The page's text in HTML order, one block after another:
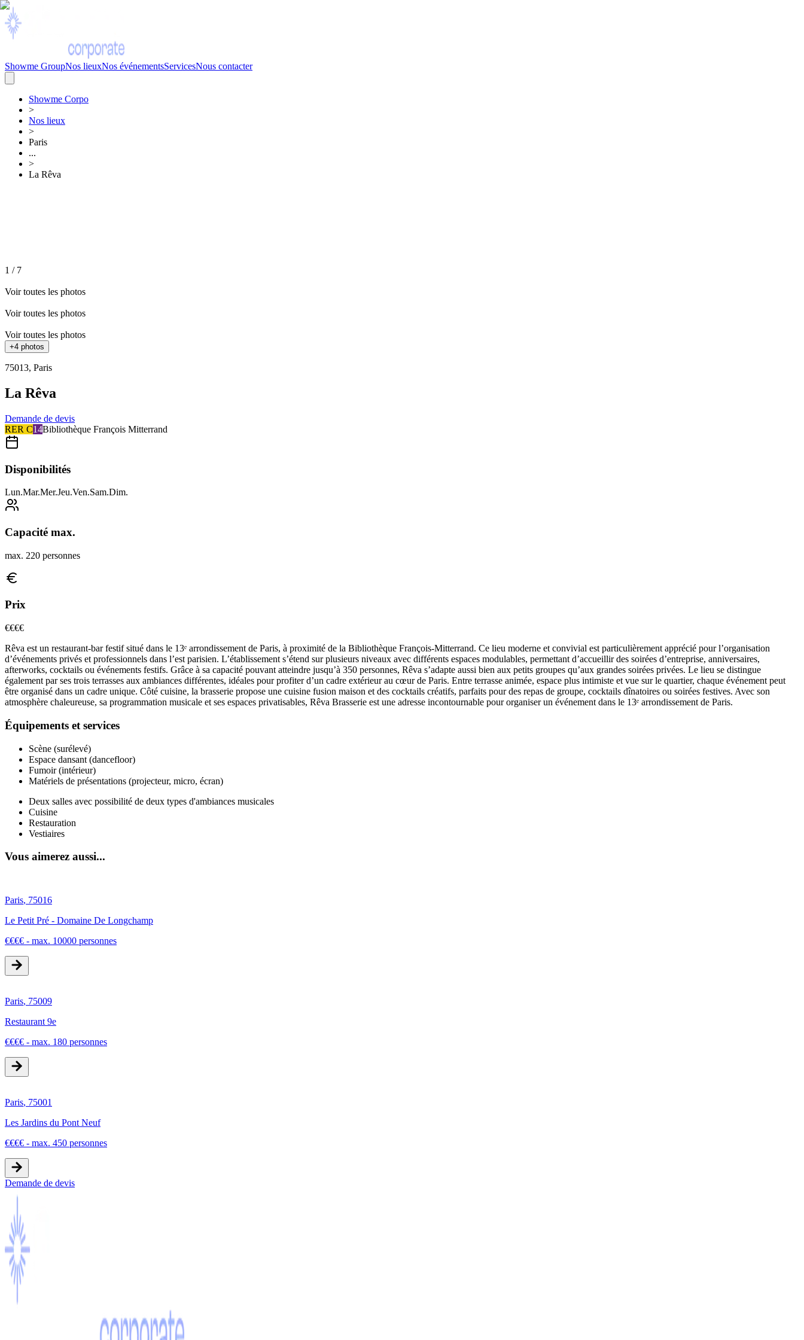
Showme GroupNos lieuxNos événementsServicesNous contacter
Showme Corpo
>
Nos lieux
>
Paris
...
>
La Rêva
1 / 7
Voir toutes les photos
Voir toutes les photos
Voir toutes les photos
+4 photos
75013, Paris
La Rêva
Demande de devis
RER C14Bibliothèque François Mitterrand
Disponibilités
Lun.Mar.Mer.Jeu.Ven.Sam.Dim.
Capacité max.
max. 220 personnes
Prix
€€€€
Rêva est un restaurant-bar festif situé dans le 13ᵉ arrondissement de Paris, à proximité de la Bibliothèque François‑Mitterrand. Ce lieu moderne et convivial est particulièrement apprécié pour l’organisation
d’événements privés et professionnels dans l’est parisien. L’établissement s’étend sur plusieurs niveaux avec différents espaces modulables, permettant d’accueillir des soirées d’entreprise, anniversaires,
afterworks, cocktails ou événements festifs. Grâce à sa capacité pouvant atteindre jusqu’à 350 personnes, Rêva s’adapte aussi bien aux petits groupes qu’aux grandes soirées privées. Le lieu se distingue
également par ses trois terrasses aux ambiances différentes, idéales pour profiter d’un cadre extérieur au cœur de Paris. Entre terrasse animée, espace plus intimiste et vue sur le quartier, chaque événement peut
être organisé dans un cadre unique. Côté cuisine, la brasserie propose une cuisine fusion maison et des cocktails créatifs, parfaits pour des repas de groupe, cocktails dînatoires ou soirées festives. Avec son
atmosphère chaleureuse, sa programmation musicale et ses espaces privatisables, Rêva Brasserie est une adresse incontournable pour organiser un événement dans le 13ᵉ arrondissement de Paris.
Équipements et services
Scène (surélevé)
Espace dansant (dancefloor)
Fumoir (intérieur)
Matériels de présentations (projecteur, micro, écran)
Deux salles avec possibilité de deux types d'ambiances musicales
Cuisine
Restauration
Vestiaires
Vous aimerez aussi...
Paris, 75016
Le Petit Pré - Domaine De Longchamp
€€€€ - max. 10000 personnes
Paris, 75009
Restaurant 9e
€€€€ - max. 180 personnes
Paris, 75001
Les Jardins du Pont Neuf
€€€€ - max. 450 personnes
Demande de devis